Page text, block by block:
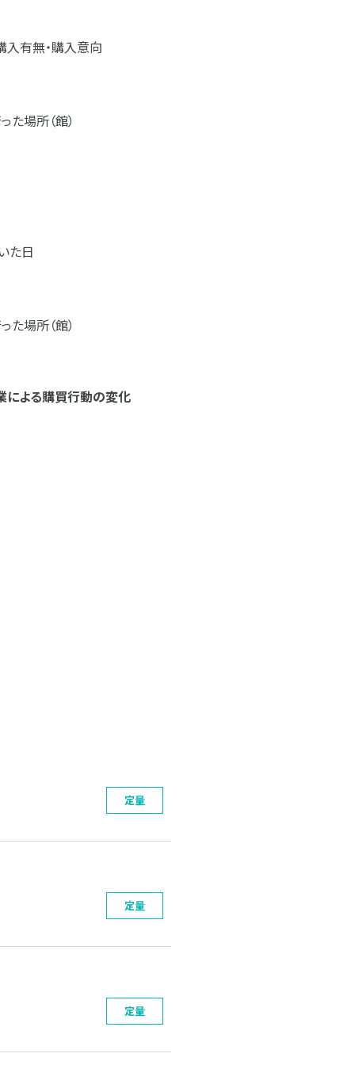
入有無・購入意向
場所（館）
た日
場所（館）
による購買行動の変化
定量
定量
定量